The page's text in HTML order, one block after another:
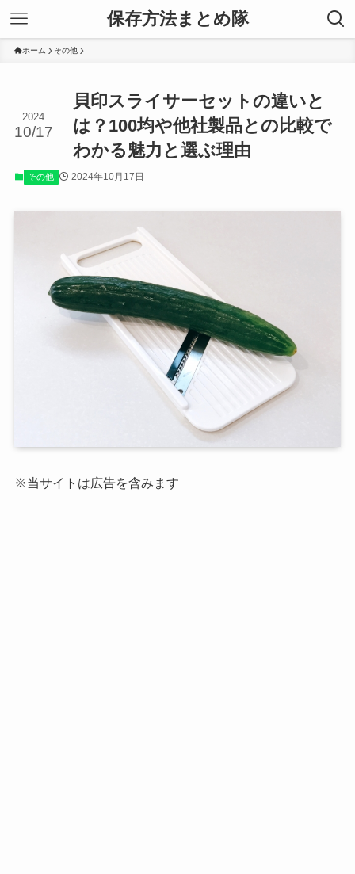
保存方法まとめ隊
ホーム その他
貝印スライサーセットの違いと
は？100均や他社製品との比較で
わかる魅力と選ぶ理由
2024
10/17
その他 2024年10月17日
※当サイトは広告を含みます